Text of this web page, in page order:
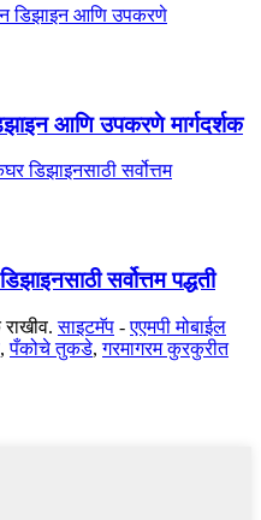
आणि उपकरणे मार्गदर्शक
सर्वोत्तम पद्धती
साइटमॅप -एएमपी मोबाईल
,पँकोचे तुकडे,गरमागरम कुरकुरीत